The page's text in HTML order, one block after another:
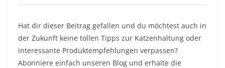
Hat dir dieser Beitrag gefallen und du möchtest auch in
der Zukunft keine tollen Tipps zur Katzenhaltung oder
interessante Produktempfehlungen verpassen?
Abonniere einfach unseren Blog und erhalte die